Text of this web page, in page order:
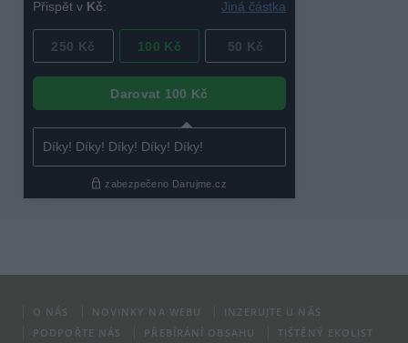
O NÁS NOVINKY NA WEBU
INZERUJTE U NÁS
PODPOŘTE NÁS
PŘEBÍRÁNÍ OBSAHU TIŠTĚNÝ EKOLIST